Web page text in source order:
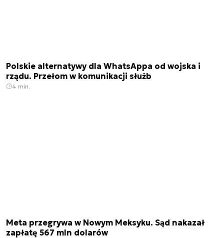
Polskie alternatywy dla WhatsAppa od wojska i
rządu. Przełom w komunikacji służb
4 min.
Meta przegrywa w Nowym Meksyku. Sąd nakazał
zapłatę 567 mln dolarów